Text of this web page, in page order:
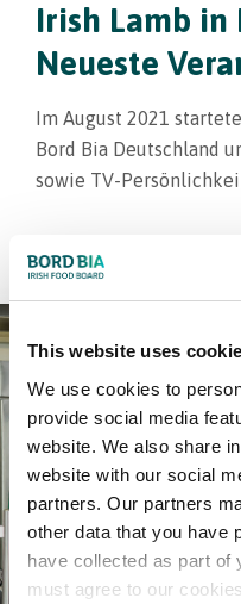
This website uses
We use cookies to
provide social media
website. We also share
website with our social
partners. Our partners
other data that you have
have collected as part of
must agree to our
Irish Lamb in
Neueste
Im August 2021
Bord Bia Deutschland
sowie TV-
Hier klicken